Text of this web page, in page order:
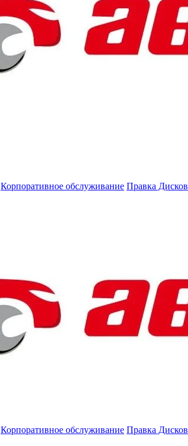
Корпоративное обслуживание Правка Дисков
Корпоративное обслуживание Правка Дисков